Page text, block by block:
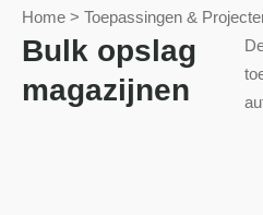
Home > Toepassingen &
Bulk opslag
magazijnen